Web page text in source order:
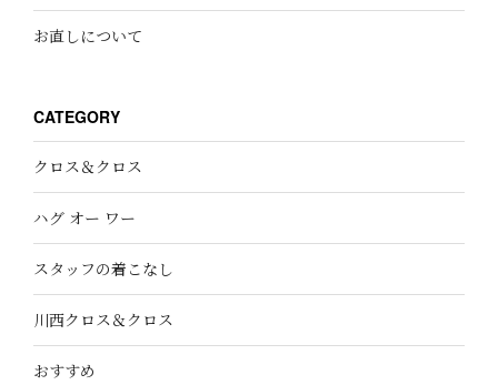
お直しについて
CATEGORY
クロス＆クロス
ハグ オー ワー
スタッフの着こなし
川西クロス＆クロス
おすすめ